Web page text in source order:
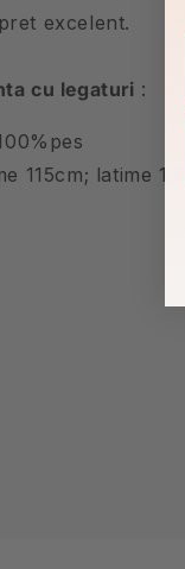
excelent.
cu legaturi :
115cm; latime